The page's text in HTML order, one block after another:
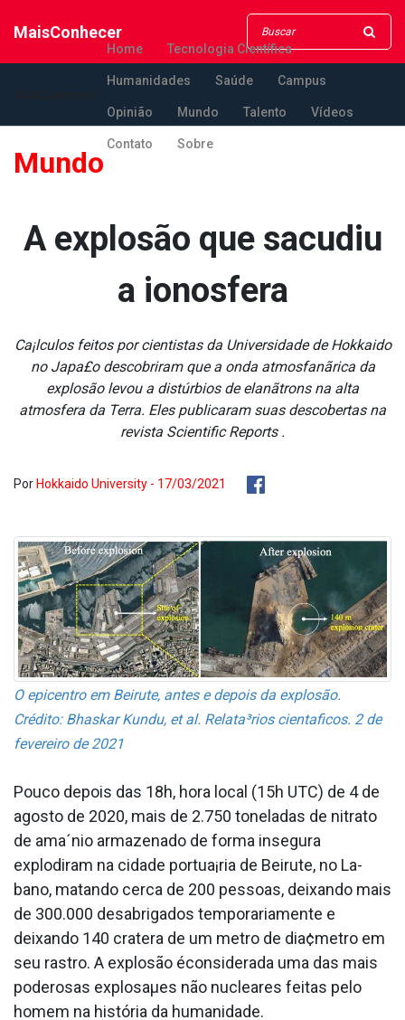
MaisConhecer
Home Tecnologia Científica
Humanidades Saúde Campus
Opinião Mundo Talento Vídeos
Contato Sobre
Mundo
A explosão que sacudiu
a ionosfera
Ca¡lculos feitos por cientistas da Universidade de Hokkaido
no Japa£o descobriram que a onda atmosfanãrica da
explosão levou a distúrbios de elanãtrons na alta
atmosfera da Terra. Eles publicaram suas descobertas na
revista Scientific Reports .
Por Hokkaido University - 17/03/2021
O epicentro em Beirute, antes e depois da explosão.
Crédito: Bhaskar Kundu, et al. Relata³rios cienta­ficos. 2 de
fevereiro de 2021
Pouco depois das 18h, hora local (15h UTC) de 4 de
agosto de 2020, mais de 2.750 toneladas de nitrato
de ama´nio armazenado de forma insegura
explodiram na cidade portua¡ria de Beirute, no La­
bano, matando cerca de 200 pessoas, deixando mais
de 300.000 desabrigados temporariamente e
deixando 140 cratera de um metro de dia¢metro em
seu rastro. A explosão éconsiderada uma das mais
poderosas explosaµes não nucleares feitas pelo
homem na história da humanidade.